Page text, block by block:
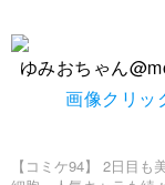
ゆみおちゃん
画像クリッ
【コミケ94】 2日目